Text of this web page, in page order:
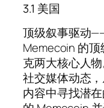
3.1 美国
顶级叙事驱动
Memecoin 的
克两大核心人
社交媒体动态
内容中寻找潜